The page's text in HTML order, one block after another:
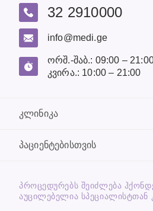
32 2910000
info@medi.ge
ორშ.-შაბ.: 09:00 –
კვირა.: 10:00 – 21:00
კლინიკა
პაციენტებისთვის
ᲞᲠᲝᲪᲔᲓᲣᲠᲔᲑᲡ ᲨᲔᲘᲫᲚᲔᲑᲐ
ᲐᲣᲪᲘᲚᲔᲑᲔᲚᲘᲐ ᲡᲞᲔᲪᲘᲐᲚᲘᲡᲢᲗᲐᲜ